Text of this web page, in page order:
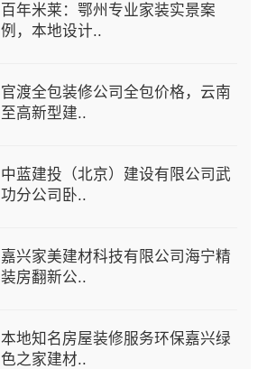
百年米莱：鄂州专业家装实景案
例，本地设计..
官渡全包装修公司全包价格，云南
至高新型建..
中蓝建投（北京）建设有限公司武
功分公司卧..
嘉兴家美建材科技有限公司海宁精
装房翻新公..
本地知名房屋装修服务环保嘉兴绿
色之家建材..